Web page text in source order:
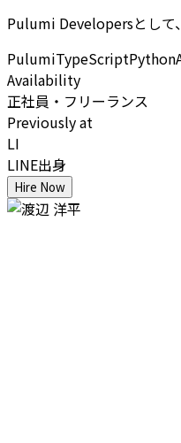
Pulumi Developersとして
PulumiTypeScriptPython
Availability
正社員・フリーランス
Previously at
LI
LINE出身
Hire Now